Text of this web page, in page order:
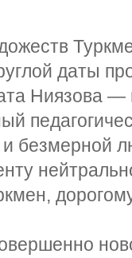
даты
Ниязова —
безмерной